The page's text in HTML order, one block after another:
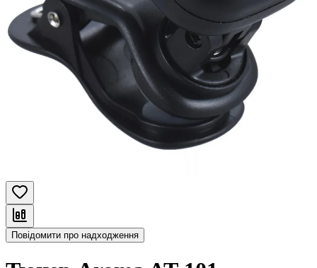
Повідомити про надходження